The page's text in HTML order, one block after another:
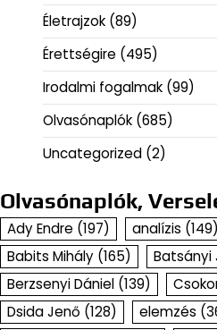
Életrajzok (89)
Érettségire (495)
Irodalmi fogalmak (99)
Olvasónaplók (685)
Uncategorized (2)
Olvasónaplók,
Ady Endre (197) analízis (149)
Babits Mihály (165) Batsányi
Berzsenyi Dániel (139)
Dsida Jenő (128) elemzés